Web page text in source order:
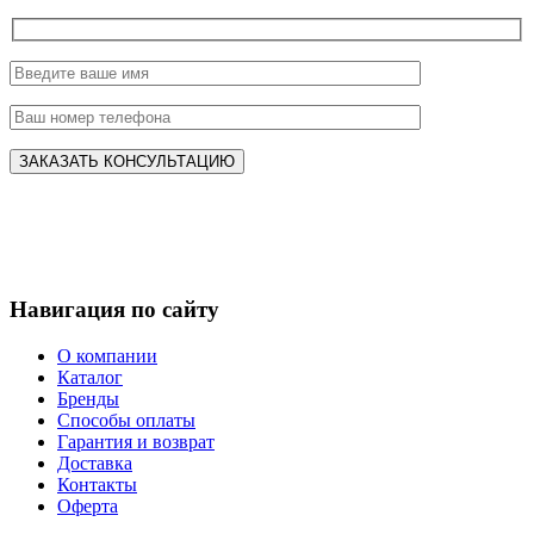
Навигация по сайту
О компании
Каталог
Бренды
Способы оплаты
Гарантия и возврат
Доставка
Контакты
Оферта